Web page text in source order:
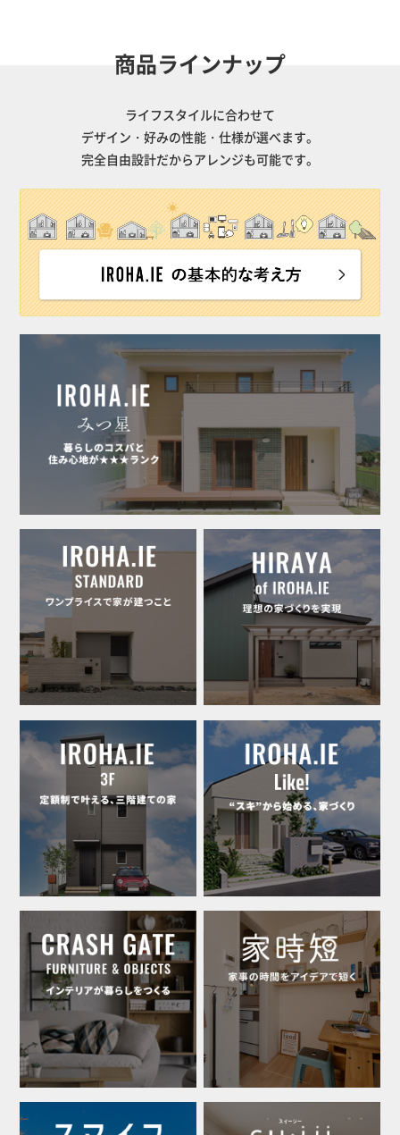
商品ラインナップ
ライフスタイルに合わせて
デザイン・好みの性能・仕様が選べます。
完全自由設計だからアレンジも可能です。